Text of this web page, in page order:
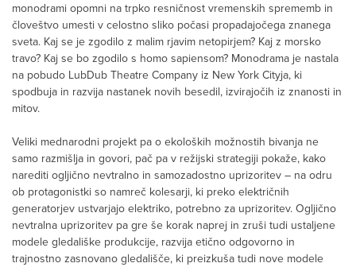
monodrami opomni na trpko resničnost vremenskih sprememb in
človeštvo umesti v celostno sliko počasi propadajočega znanega
sveta. Kaj se je zgodilo z malim rjavim netopirjem? Kaj z morsko
travo? Kaj se bo zgodilo s homo sapiensom? Monodrama je nastala
na pobudo LubDub Theatre Company iz New York Cityja, ki
spodbuja in razvija nastanek novih besedil, izvirajočih iz znanosti in
mitov.
Veliki mednarodni projekt pa o ekoloških možnostih bivanja ne
samo razmišlja in govori, pač pa v režijski strategiji pokaže, kako
narediti ogljično nevtralno in samozadostno uprizoritev – na odru
ob protagonistki so namreč kolesarji, ki preko električnih
generatorjev ustvarjajo elektriko, potrebno za uprizoritev. Ogljično
nevtralna uprizoritev pa gre še korak naprej in zruši tudi ustaljene
modele gledališke produkcije, razvija etično odgovorno in
trajnostno zasnovano gledališče, ki preizkuša tudi nove modele